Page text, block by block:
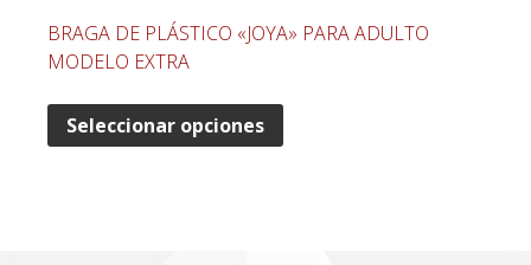
BRAGA DE PLÁSTICO «JOYA» PARA ADULTO
MODELO EXTRA
Seleccionar opciones